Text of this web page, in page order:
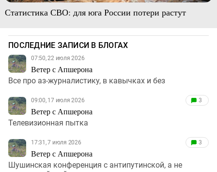
Статистика СВО: для юга России потери растут
ПОСЛЕДНИЕ ЗАПИСИ В БЛОГАХ
07:50, 22 июля 2026
Ветер с Апшерона
Все про аз-журналистику, в кавычках и без
09:00, 17 июля 2026
Ветер с Апшерона
3
Телевизионная пытка
17:31, 7 июля 2026
Ветер с Апшерона
3
Шушинская конференция с антипутинской, а не